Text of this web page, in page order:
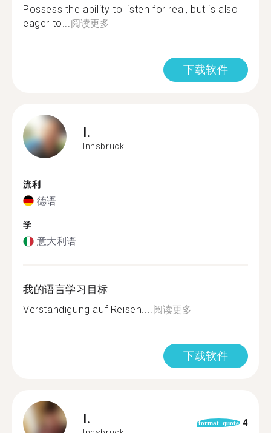
Possess the ability to listen for real, but is also
eager to...阅读更多
下载软件
I.
Innsbruck
流利
德语
学
意大利语
我的语言学习目标
Verständigung auf Reisen....阅读更多
下载软件
I. format_quote 4